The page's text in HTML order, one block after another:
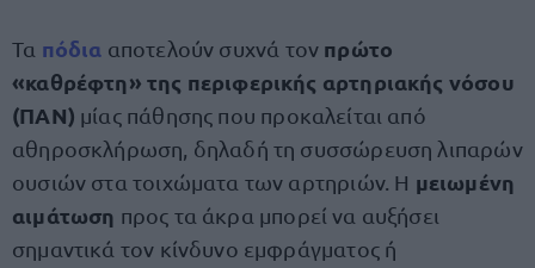
Τα πόδια αποτελούν συχνά τον πρώτο
«καθρέφτη» της περιφερικής αρτηριακής νόσου
(ΠΑΝ) μίας πάθησης που προκαλείται από
αθηροσκλήρωση, δηλαδή τη συσσώρευση λιπαρών
ουσιών στα τοιχώματα των αρτηριών. Η μειωμένη
αιμάτωση προς τα άκρα μπορεί να αυξήσει
σημαντικά τον κίνδυνο εμφράγματος ή